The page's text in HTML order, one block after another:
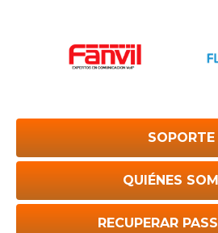
SOPORTE
QUIÉNES
RECUPERAR